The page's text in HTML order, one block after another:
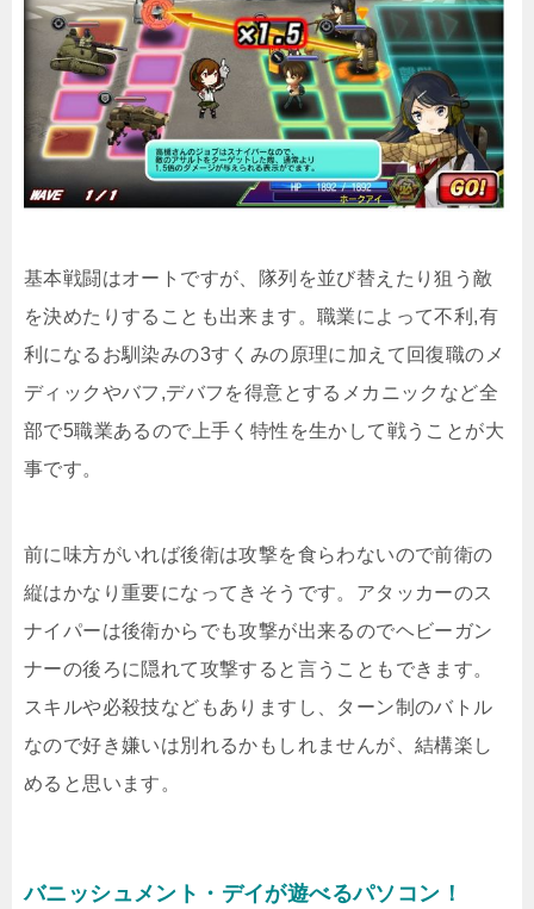
基本戦闘はオートですが、隊列を並び替えたり狙う敵
を決めたりすることも出来ます。職業によって不利,有
利になるお馴染みの3すくみの原理に加えて回復職のメ
ディックやバフ,デバフを得意とするメカニックなど全
部で5職業あるので上手く特性を生かして戦うことが大
事です。
前に味方がいれば後衛は攻撃を食らわないので前衛の
縦はかなり重要になってきそうです。アタッカーのス
ナイパーは後衛からでも攻撃が出来るのでヘビーガン
ナーの後ろに隠れて攻撃すると言うこともできます。
スキルや必殺技などもありますし、ターン制のバトル
なので好き嫌いは別れるかもしれませんが、結構楽し
めると思います。
バニッシュメント・デイが遊べるパソコン！